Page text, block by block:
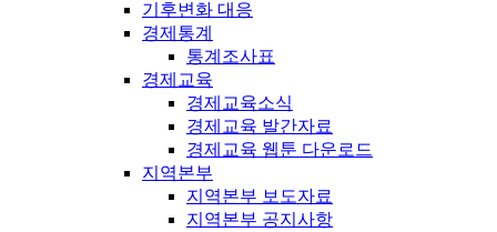
기후변화 대응
경제통계
통계조사표
경제교육
경제교육소식
경제교육 발간자료
경제교육 웹툰 다운로드
지역본부
지역본부 보도자료
지역본부 공지사항